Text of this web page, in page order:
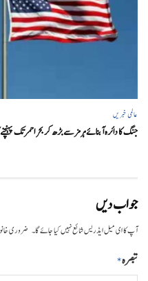
عالمی خبریں
جنگ کا دائرہ آبنائے ہرمز سے بڑھ کر بحر احمر تک پہنچنے
جواب دیں
آپ کا ای میل ایڈریس شائع نہیں کیا جائے گا۔ ضروری
تبصرہ*